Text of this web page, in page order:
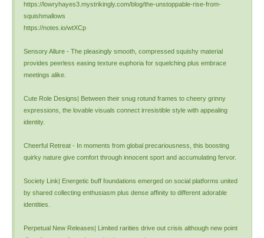
https://lowryhayes3.mystrikingly.com/blog/the-unstoppable-rise-from-
squishmallows
https://notes.io/wtXCp
Sensory Allure - The pleasingly smooth, compressed squishy material
provides peerless easing texture euphoria for squelching plus embrace
meetings alike.
Cute Role Designs| Between their snug rotund frames to cheery grinny
expressions, the lovable visuals connect irresistible style with appealing
identity.
Cheerful Retreat - In moments from global precariousness, this boosting
quirky nature give comfort through innocent sport and accumulating fervor.
Society Link| Energetic buff foundations emerged on social platforms united
by shared collecting enthusiasm plus dense affinity to different adorable
identities.
Perpetual New Releases| Limited rarities drive out crisis although new point